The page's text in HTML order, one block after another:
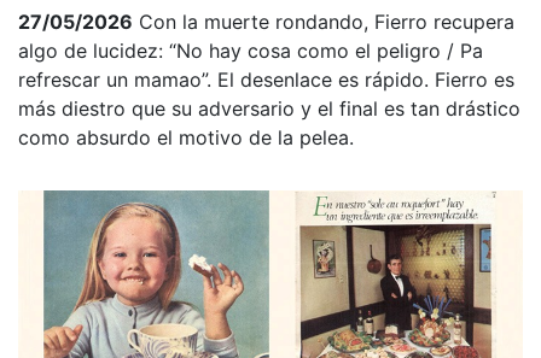
27/05/2026 Con la muerte rondando, Fierro recupera
algo de lucidez: “No hay cosa como el peligro / Pa
refrescar un mamao”. El desenlace es rápido. Fierro es
más diestro que su adversario y el final es tan drástico
como absurdo el motivo de la pelea.